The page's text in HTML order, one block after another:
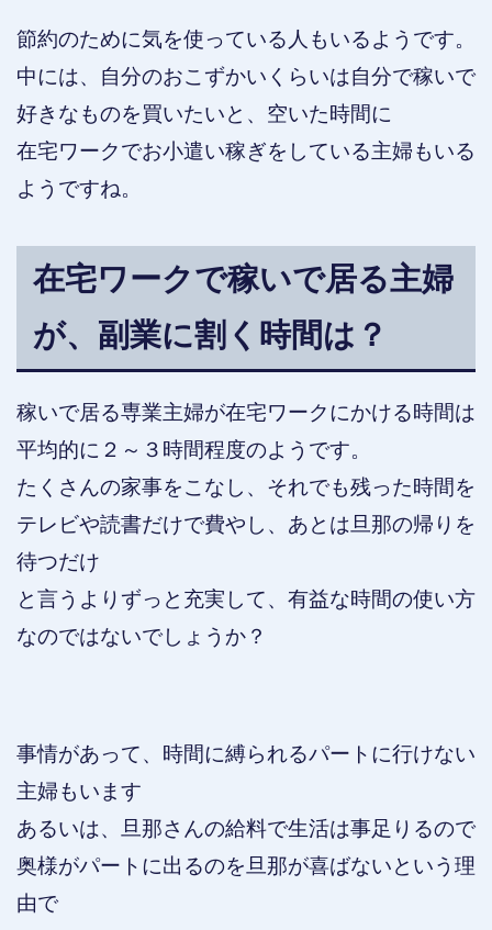
節約のために気を使っている人もいるようです。
中には、自分のおこずかいくらいは自分で稼いで
好きなものを買いたいと、空いた時間に
在宅ワークでお小遣い稼ぎをしている主婦もいる
ようですね。
在宅ワークで稼いで居る主婦
が、副業に割く時間は？
稼いで居る専業主婦が在宅ワークにかける時間は
平均的に２～３時間程度のようです。
たくさんの家事をこなし、それでも残った時間を
テレビや読書だけで費やし、あとは旦那の帰りを
待つだけ
と言うよりずっと充実して、有益な時間の使い方
なのではないでしょうか？
事情があって、時間に縛られるパートに行けない
主婦もいます
あるいは、旦那さんの給料で生活は事足りるので
奥様がパートに出るのを旦那が喜ばないという理
由で